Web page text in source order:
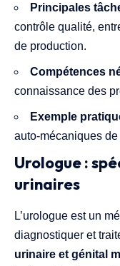
Principales
contrôle qualité,
de production.
Compétences
connaissance des
Exemple
auto-mécaniques
Urologue :
urinaires
L’urologue est un
diagnostiquer et
urinaire et génital